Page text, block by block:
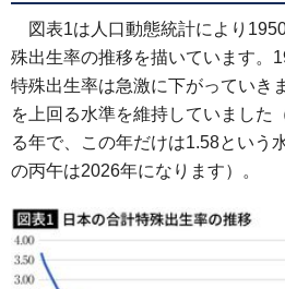
図表1は人口動態統計により
殊出生率の推移を描いています。
特殊出生率は急激に下がっていき
を上回る水準を維持していました
る年で、この年だけは1.58という
の丙午は2026年になります）。